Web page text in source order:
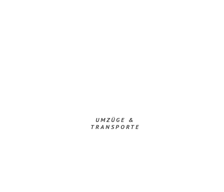
UMZÜGE &
TRANSPORTE